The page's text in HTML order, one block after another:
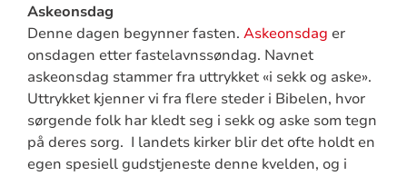
Askeonsdag
Denne dagen begynner fasten. Askeonsdag er
onsdagen etter fastelavnssøndag. Navnet
askeonsdag stammer fra uttrykket «i sekk og aske».
Uttrykket kjenner vi fra flere steder i Bibelen, hvor
sørgende folk har kledt seg i sekk og aske som tegn
på deres sorg. I landets kirker blir det ofte holdt en
egen spesiell gudstjeneste denne kvelden, og i